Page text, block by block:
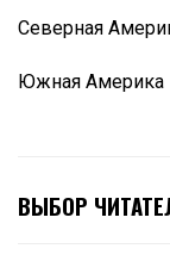
Северная
Южная Америка
ВЫБОР